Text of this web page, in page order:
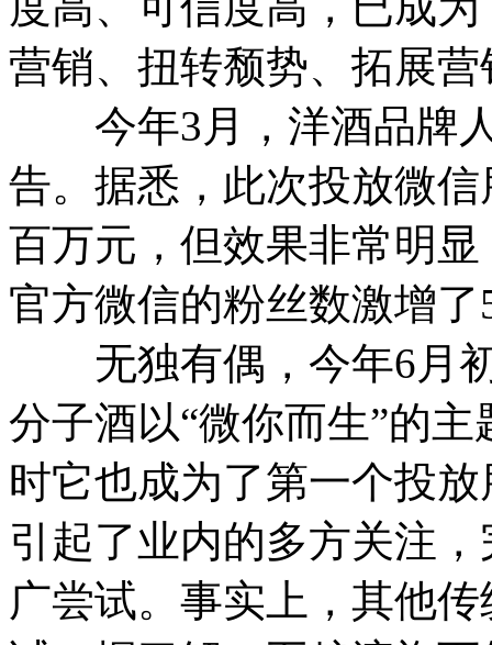
营销、扭转颓势、拓展
今年3月，洋酒品牌人
告。据悉，此次投放微
百万元，但效果非常明
官方微信的粉丝数激增了
无独有偶，今年6月初
分子酒以“微你而生”的
时它也成为了第一个投
引起了业内的多方关注
广尝试。事实上，其他